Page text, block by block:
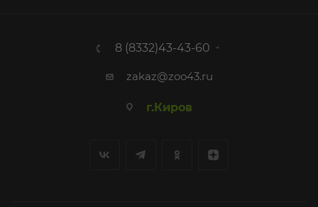
8 (8332)43-43-60
zakaz@zoo43.ru
г.Киров